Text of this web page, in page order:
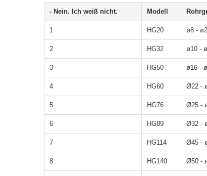
- Nein. Ich weiß nicht. Modell
1 HG20 ø8 -
2 HG32 ø10 -
3 HG50 ø16 -
4 HG60 Ø22 -
5 HG76 Ø25 -
6 HG89 Ø32 -
7 HG114 Ø45 -
8 HG140 Ø50 -